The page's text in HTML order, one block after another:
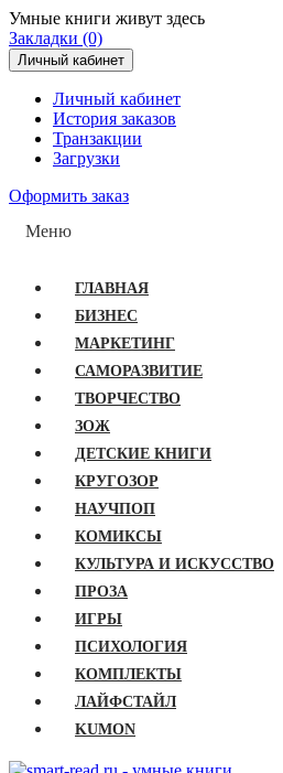
Умные книги живут здесь
Закладки (0)
Личный кабинет
Личный кабинет
История заказов
Транзакции
Загрузки
Оформить заказ
Меню
ГЛАВНАЯ
БИЗНЕС
МАРКЕТИНГ
САМОРАЗВИТИЕ
ТВОРЧЕСТВО
ЗОЖ
ДЕТСКИЕ КНИГИ
КРУГОЗОР
НАУЧПОП
КОМИКСЫ
КУЛЬТУРА И ИСКУССТВО
ПРОЗА
ИГРЫ
ПСИХОЛОГИЯ
КОМПЛЕКТЫ
ЛАЙФСТАЙЛ
KUMON